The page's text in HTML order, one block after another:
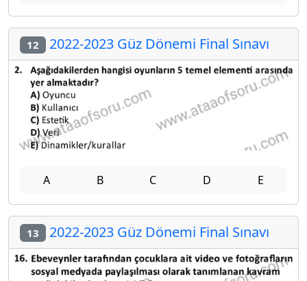
12 2022-2023 Güz Dönemi Final Sınavı
A B C D E
13 2022-2023 Güz Dönemi Final Sınavı